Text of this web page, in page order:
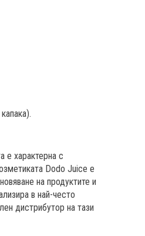
е характерна с
Dodo Juice е
на продуктите и
в най-често
дистрибутор на тази